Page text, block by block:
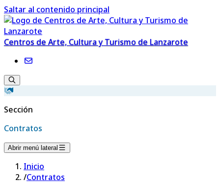
Saltar al contenido principal
Centros de Arte, Cultura y Turismo de Lanzarote
Sección
Contratos
Abrir menú lateral
Inicio
/Contratos